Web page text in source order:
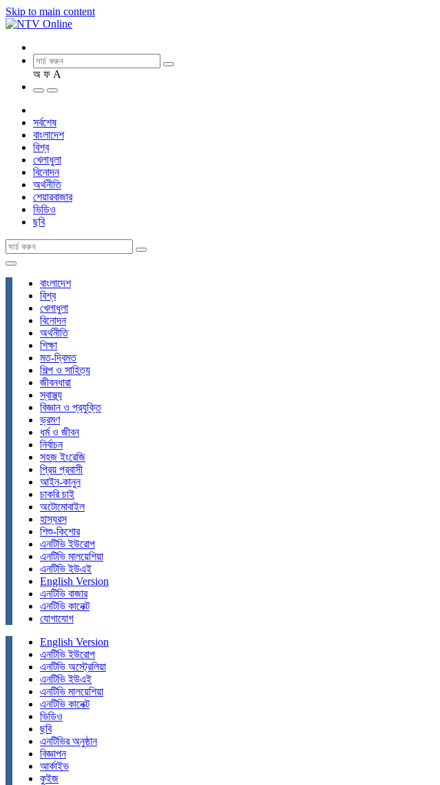
Skip to main content
অ ফ A
সর্বশেষ
বাংলাদেশ
বিশ্ব
খেলাধুলা
বিনোদন
অর্থনীতি
শেয়ারবাজার
ভিডিও
ছবি
বাংলাদেশ
বিশ্ব
খেলাধুলা
বিনোদন
অর্থনীতি
শিক্ষা
মত-দ্বিমত
শিল্প ও সাহিত্য
জীবনধারা
স্বাস্থ্য
বিজ্ঞান ও প্রযুক্তি
ভ্রমণ
ধর্ম ও জীবন
নির্বাচন
সহজ ইংরেজি
প্রিয় প্রবাসী
আইন-কানুন
চাকরি চাই
অটোমোবাইল
হাস্যরস
শিশু-কিশোর
এনটিভি ইউরোপ
এনটিভি মালয়েশিয়া
এনটিভি ইউএই
English Version
এনটিভি বাজার
এনটিভি কানেক্ট
যোগাযোগ
English Version
এনটিভি ইউরোপ
এনটিভি অস্ট্রেলিয়া
এনটিভি ইউএই
এনটিভি মালয়েশিয়া
এনটিভি কানেক্ট
ভিডিও
ছবি
এনটিভির অনুষ্ঠান
বিজ্ঞাপন
আর্কাইভ
কুইজ